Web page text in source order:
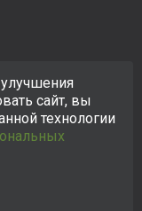
создан
и любая информация
Политика в
сайт, вы
технологии